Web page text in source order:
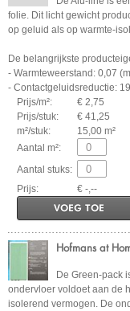
folie. Dit licht gewicht
op geluid als op warmte-
De belangrijkste
- Warmteweerstand: 0,07
- Contactgeluidsreductie: 19
Prijs/m²:
€ 2,75
Prijs/stuk:
€ 41,25
m²/stuk:
15,00 m²
Aantal m²:
Aantal stuks:
Prijs:
€ -,--
VOEG TOE
Hofmans at
De Green-pack
ondervloer voldoet aan de
isolerend vermogen. De